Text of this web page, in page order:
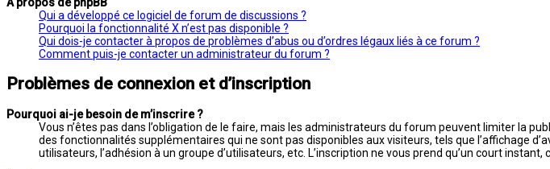
Qui a développé ce logiciel de forum de discussions ?
Pourquoi la fonctionnalité X n’est pas disponible ?
Qui dois-je contacter à propos de problèmes d’abus ou d’ordres légaux liés à ce forum ?
Comment puis-je contacter un administrateur du forum ?
Problèmes de connexion et d’inscription
Pourquoi ai-je besoin de m’inscrire ?
Vous n’êtes pas dans l’obligation de le faire, mais les administrateurs du forum peuvent limiter la
des fonctionnalités supplémentaires qui ne sont pas disponibles aux visiteurs, tels que l’affichage
utilisateurs, l’adhésion à un groupe d’utilisateurs, etc. L’inscription ne vous prend qu’un court